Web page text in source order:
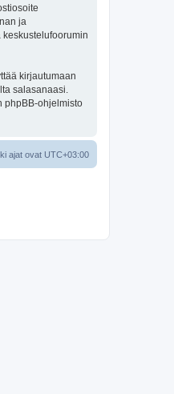
ja
kirjautumaan
salasanaasi.
phpBB-ohjelmisto
ajat ovat UTC+03:00